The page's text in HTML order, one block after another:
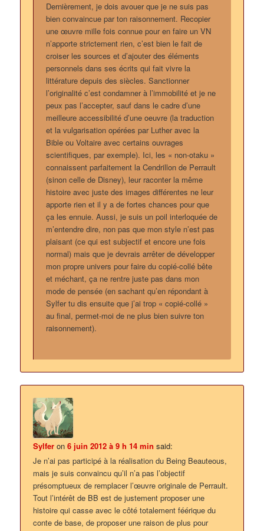
Dernièrement, je dois avouer que je ne suis pas
bien convaincue par ton raisonnement. Recopier
une œuvre mille fois connue pour en faire un VN
n’apporte strictement rien, c’est bien le fait de
croiser les sources et d’ajouter des éléments
personnels dans ses écrits qui fait vivre la
littérature depuis des siècles. Sanctionner
l’originalité c’est condamner à l’immobilité et je ne
peux pas l’accepter, sauf dans le cadre d’une
meilleure accessibilité d’une oeuvre (la traduction
et la vulgarisation opérées par Luther avec la
Bible ou Voltaire avec certains ouvrages
scientifiques, par exemple). Ici, les « non-otaku »
connaissent parfaitement la Cendrillon de Perrault
(sinon celle de Disney), leur raconter la même
histoire avec juste des images différentes ne leur
apporte rien et il y a de fortes chances pour que
ça les ennuie. Aussi, je suis un poil interloquée de
m’entendre dire, non pas que mon style n’est pas
plaisant (ce qui est subjectif et encore une fois
normal) mais que je devrais arrêter de développer
mon propre univers pour faire du copié-collé bête
et méchant, ça ne rentre juste pas dans mon
mode de pensée (en sachant qu’en répondant à
Sylfer tu dis ensuite que j’ai trop « copié-collé »
au final, permet-moi de ne plus bien suivre ton
raisonnement).
Sylfer on6 juin 2012 à 9 h 14 min said:
Je n’ai pas participé à la réalisation du Being Beauteous,
mais je suis convaincu qu’il n’a pas l’objectif
présomptueux de remplacer l’œuvre originale de Perrault.
Tout l’intérêt de BB est de justement proposer une
histoire qui casse avec le côté totalement féérique du
conte de base, de proposer une raison de plus pour